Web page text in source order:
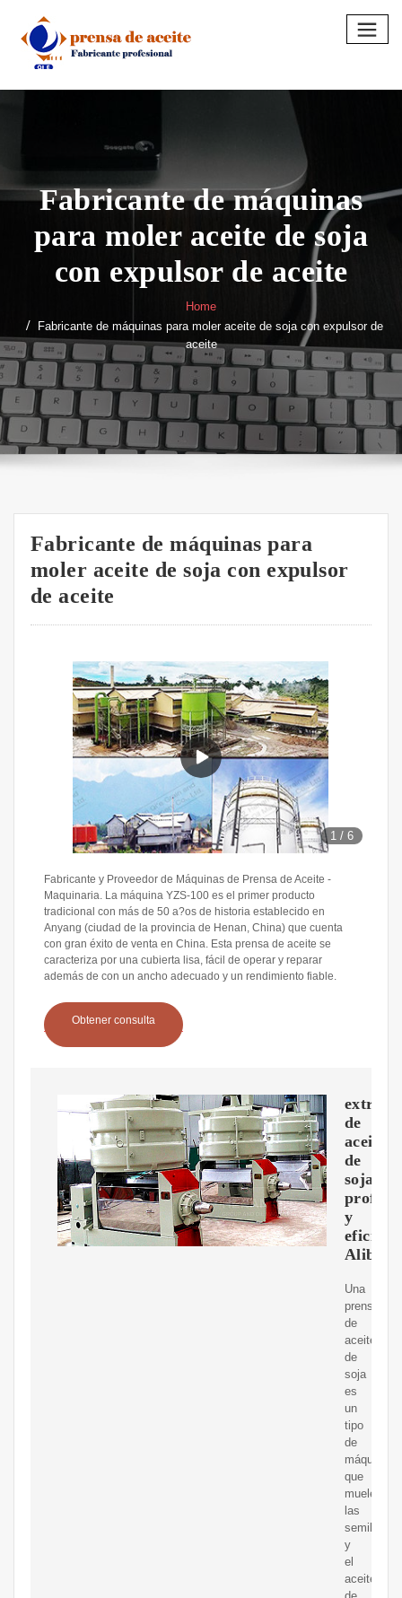
content
Fabricante de máquinas
para moler aceite de soja
con expulsor de aceite
Home
Fabricante de máquinas para moler aceite de soja con expulsor de
aceite
Fabricante de máquinas para
moler aceite de soja con expulsor
de aceite
1 /6
Fabricante y Proveedor de Máquinas de Prensa de Aceite -
Maquinaria. La máquina YZS-100 es el primer producto
tradicional con más de 50 a?os de historia establecido en
Anyang (ciudad de la provincia de Henan, China) que cuenta
con gran éxito de venta en China. Esta prensa de aceite se
caracteriza por una cubierta lisa, fácil de operar y reparar
además de con un ancho adecuado y un rendimiento fiable.
Obtener consulta
de
aceite
de
soja
y
Una
prensa
de
aceite
de
soja
es
un
tipo
de
máquina
que
muele
las
semillas
y
el
aceite